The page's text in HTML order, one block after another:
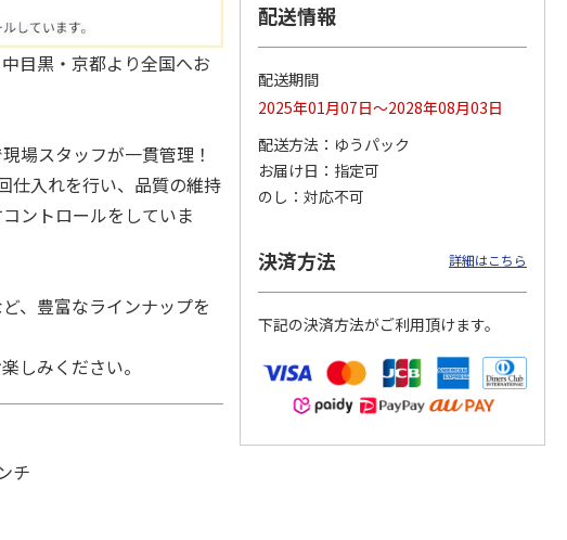
旬のおまかせ スタ
ンディングブーケ
(送料・税込)
ユリのお供えアレン
ジメント（白にピン
(送料・税込)
ツ】ユリのお供えア
レンジ（白・青紫
系）＋…
5.0（1）
7,255円
(送料・税込)
黒塗…
目黒・京都より全国へお
スタッフが一貫管理！
仕入れを行い、品質の維持
ントロールをしていま
、豊富なラインナップを
しみください。
チ
配送情報
配送期間
2025年01月07日～2028年08月03日
配送方法
ゆうパック
お届け日
指定可
のし
対応不可
決済方法 詳細はこちら
下記の決済方法がご利用頂けます。